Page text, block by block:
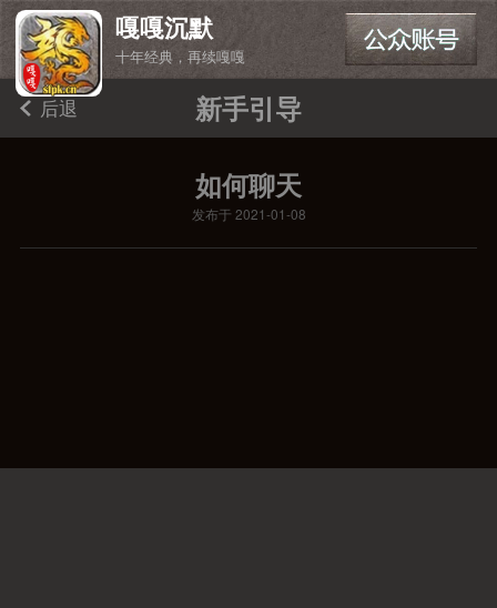
嘎嘎沉默
十年经典，再续嘎嘎
后退 新手引导
如何聊天
发布于 2021-01-08